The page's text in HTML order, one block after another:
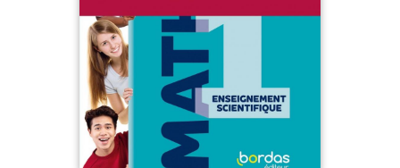
Bénéficiez de tarifs préférentiels
Téléchargez des ressources gratuites
Recevez des informations sur nos nouveautés